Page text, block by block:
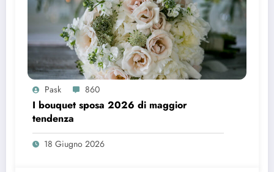
Pask 860
I bouquet sposa 2026 di maggior
tendenza
18 Giugno 2026